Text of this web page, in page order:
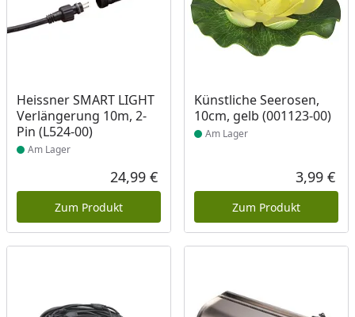
Heissner SMART LIGHT
Verlängerung 10m, 2-
Pin (L524-00)
Produkt am Lager
Am Lager
Aktueller Preis
24,99 €
Zum Produkt
Künstliche Seerosen,
10cm, gelb (001123-00)
Produkt am Lager
Am Lager
3,99 €
Zum Produkt